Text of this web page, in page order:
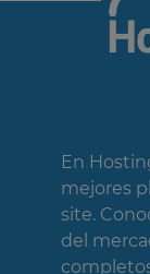
En
mejores
site.
del